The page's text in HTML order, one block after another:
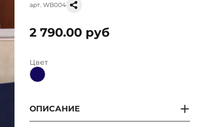
арт. WB004
Цвет
ОПИСАНИЕ
2 790.00 руб